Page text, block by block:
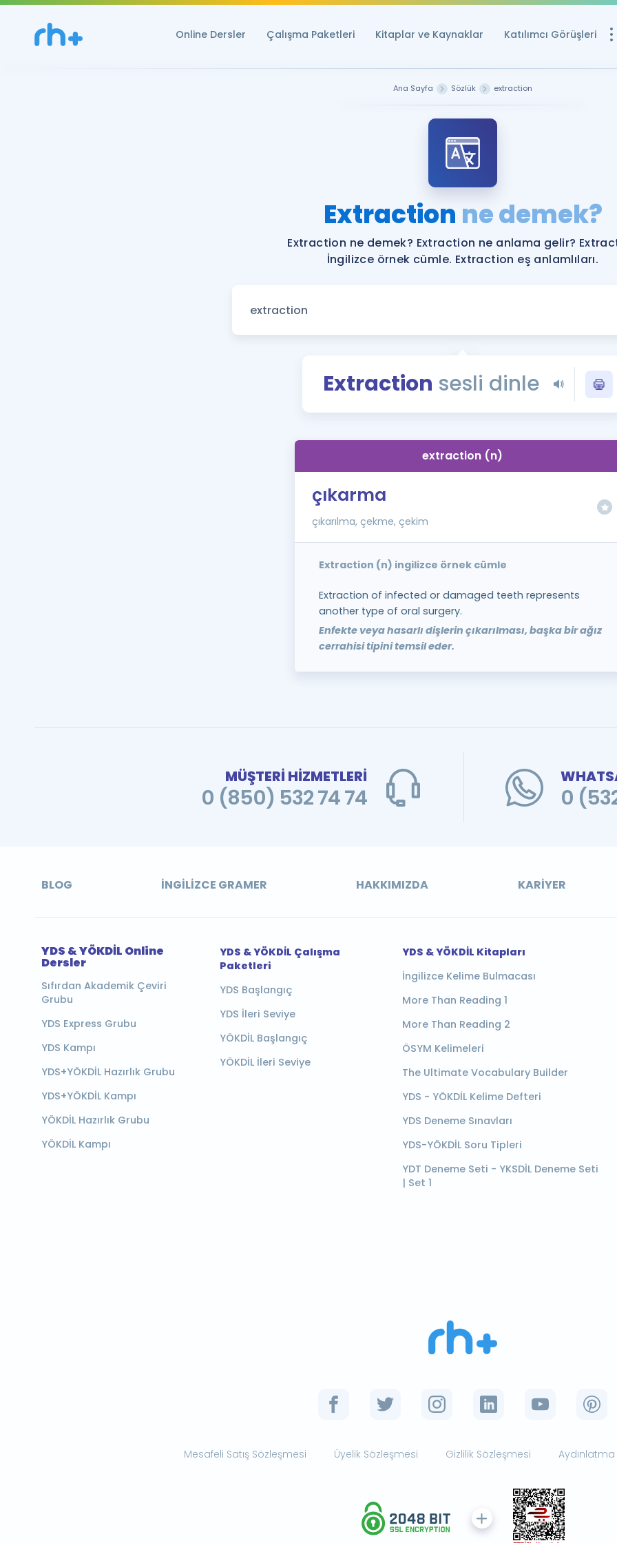
Online Dersler Çalışma Paketleri Kitaplar ve Kaynaklar Katılımcı Görüşleri
YDS ve YÖKDİL
YDS ve YÖKDİL'e
Tüm ÖSYM
YDS - YÖKDİL
İngilizce
Ana Sayfa Sözlük extraction
Extraction ne demek?
Extraction ne demek? Extraction ne anlama gelir?
İngilizce örnek cümle. Extraction eş anlamlıları.
Extraction sesli dinle
extraction (n)
çıkarma
çıkarılma, çekme, çekim
Extraction (n) ingilizce örnek cümle
Extraction of infected or damaged teeth represents
another type of oral surgery.
Enfekte veya hasarlı dişlerin çıkarılması, başka bir ağız
cerrahisi tipini temsil eder.
MÜŞTERİ HİZMETLERİ
0 (850) 532 74 74 0
BLOG İNGILIZCE GRAMER HAKKIMIZDA KARIYER
YDS & YÖKDİL Online
Dersler
Sıfırdan Akademik Çeviri
Grubu
YDS Express Grubu
YDS Kampı
YDS+YÖKDİL Hazırlık Grubu
YDS+YÖKDİL Kampı
YÖKDİL Hazırlık Grubu
YÖKDİL Kampı
YDS & YÖKDİL Çalışma
Paketleri
YDS Başlangıç
YDS İleri Seviye
YÖKDİL Başlangıç
YÖKDİL İleri Seviye
YDS & YÖKDİL Kitapları
İngilizce Kelime Bulmacası
More Than Reading 1
More Than Reading 2
ÖSYM Kelimeleri
The Ultimate Vocabulary Builder
YDS - YÖKDİL Kelime Defteri
YDS Deneme Sınavları
YDS-YÖKDİL Soru Tipleri
YDT Deneme Seti - YKSDİL Deneme Seti
| Set 1
Mesafeli Satış Sözleşmesi Üyelik Sözleşmesi Gizlilik Sözleşmesi